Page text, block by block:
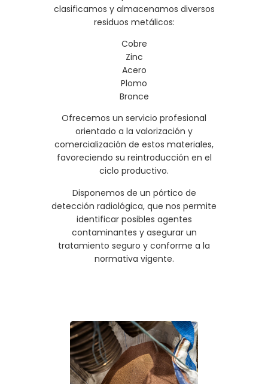
clasificamos y almacenamos diversos
residuos metálicos:
Cobre
Zinc
Acero
Plomo
Bronce
Ofrecemos un servicio profesional
orientado a la valorización y
comercialización de estos materiales,
favoreciendo su reintroducción en el
ciclo productivo.
Disponemos de un pórtico de
detección radiológica, que nos permite
identificar posibles agentes
contaminantes y asegurar un
tratamiento seguro y conforme a la
normativa vigente.